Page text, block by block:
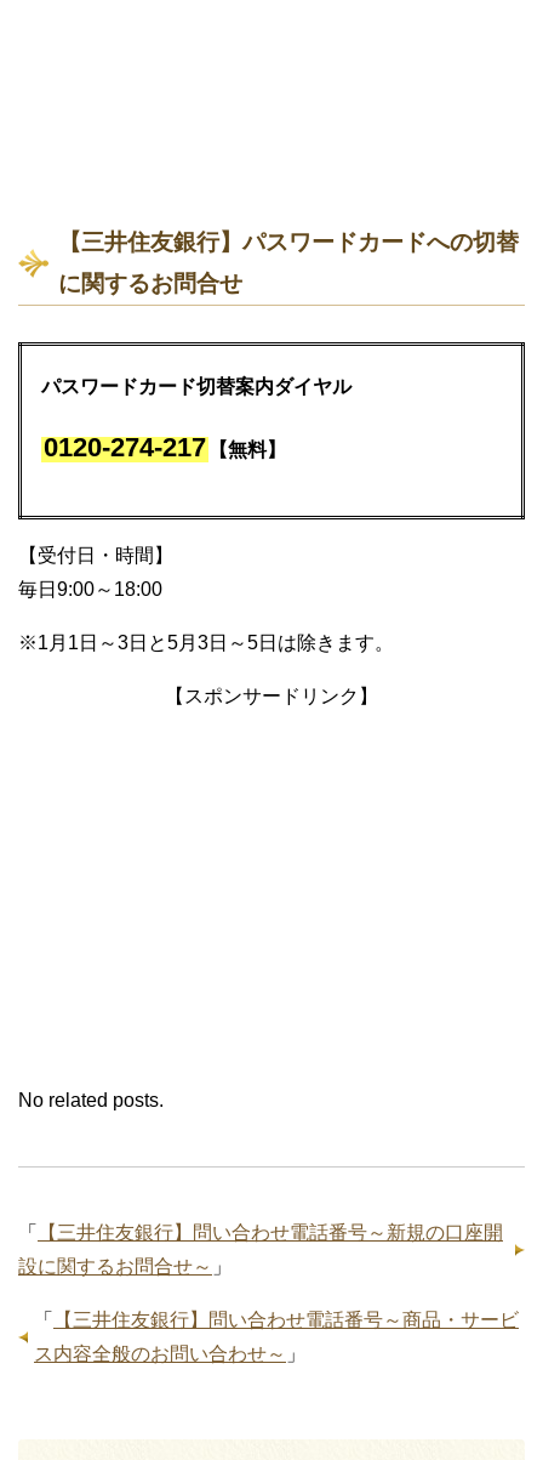
【三井住友銀行】パスワードカードへの切替
に関するお問合せ
パスワードカード切替案内ダイヤル
0120-274-217 【無料】
【受付日・時間】
毎日9:00～18:00
※1月1日～3日と5月3日～5日は除きます。
【スポンサードリンク】
No related posts.
「
【三井住友銀行】問い合わせ電話番号～新規の口座開
設に関するお問合せ～ 」
「
【三井住友銀行】問い合わせ電話番号～商品・サービ
ス内容全般のお問い合わせ～ 」